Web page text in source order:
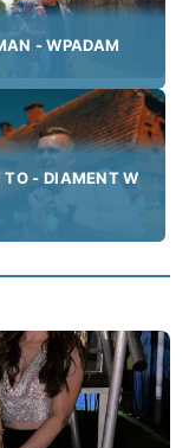
- WPADAM
TO - DIAMENT W